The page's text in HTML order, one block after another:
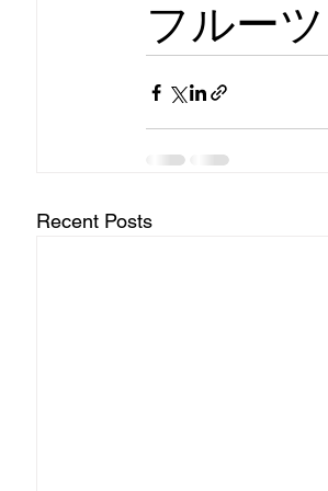
フルー
Recent Posts